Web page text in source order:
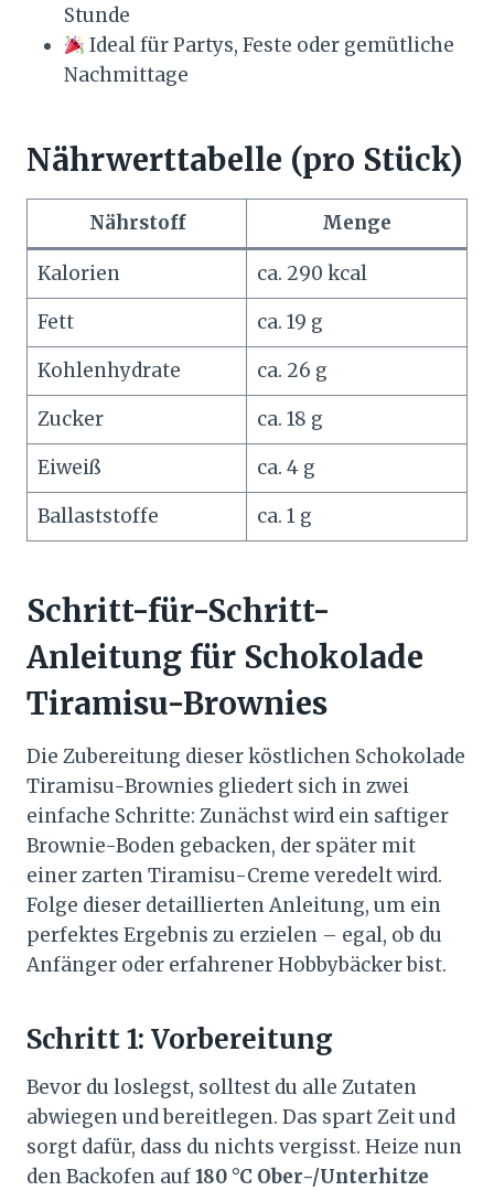
Stunde
Ideal für Partys, Feste oder gemütliche
Nachmittage
Nährwerttabelle (pro Stück)
Nährstoff Menge
Kalorien
ca. 290 kcal
Fett
ca. 19 g
Kohlenhydrate
ca. 26 g
Zucker
ca. 18 g
Eiweiß
ca. 4 g
Ballaststoffe
ca. 1 g
Schritt-für-Schritt-
Anleitung für Schokolade
Tiramisu-Brownies
Die Zubereitung dieser köstlichen Schokolade
Tiramisu-Brownies gliedert sich in zwei
einfache Schritte: Zunächst wird ein saftiger
Brownie-Boden gebacken, der später mit
einer zarten Tiramisu-Creme veredelt wird.
Folge dieser detaillierten Anleitung, um ein
perfektes Ergebnis zu erzielen – egal, ob du
Anfänger oder erfahrener Hobbybäcker bist.
Schritt 1: Vorbereitung
Bevor du loslegst, solltest du alle Zutaten
abwiegen und bereitlegen. Das spart Zeit und
sorgt dafür, dass du nichts vergisst. Heize nun
den Backofen auf180 °C Ober-/Unterhitze